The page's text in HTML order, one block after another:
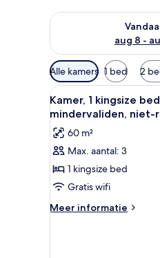
aug 8 -
De beschikbaarheid
Beschikbare
filters
voor
kamers
Alle kamers 1 bed 2
Alle
foto's
voor
Kamer,
1
kingsize
bed,
toegankelijk
8
Kamer, 1 kingsize
mindervaliden, niet-
60 m²
Max. aantal: 3
1 kingsize bed
Gratis wifi
Meer informatie
Meer